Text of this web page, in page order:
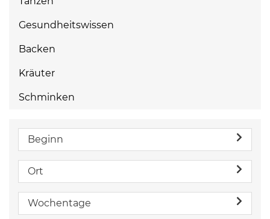
Gesundheitswissen
Backen
Kräuter
Schminken
Beginn
Ort
Wochentage